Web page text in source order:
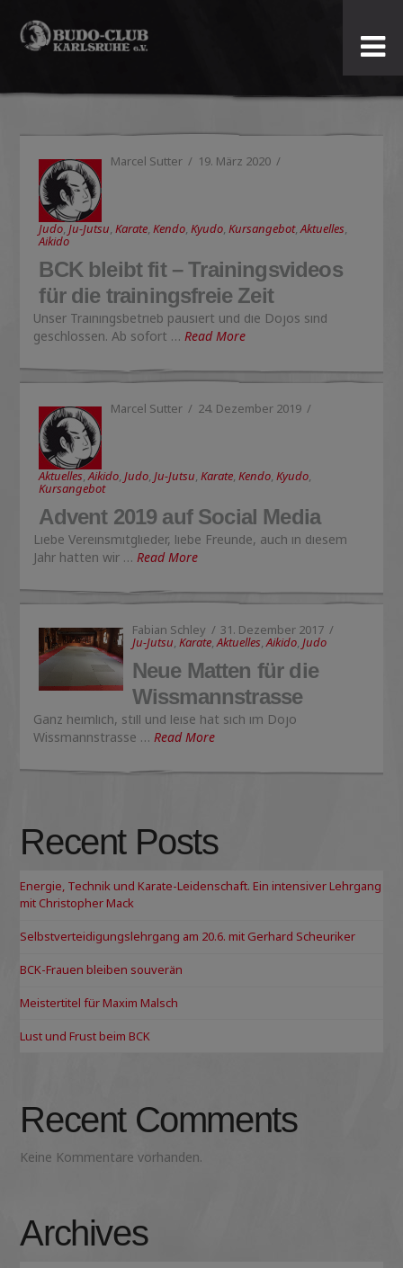
Budo-
Club
Karlsruhe
e.V.
Marcel Sutter 19. März 2020
Judo,Ju-Jutsu,Karate,Kendo,Kyudo,Kursangebot,Aktuelles,
Aikido
BCK bleibt fit – Trainingsvideos
für die trainingsfreie Zeit
Unser Trainingsbetrieb pausiert und die Dojos sind
geschlossen. Ab sofort …Read More
Marcel Sutter 24. Dezember 2019
Aktuelles,Aikido,Judo,Ju-Jutsu,Karate,Kendo,Kyudo,
Kursangebot
Advent 2019 auf Social Media
Liebe Vereinsmitglieder, liebe Freunde, auch in diesem
Jahr hatten wir …Read More
Fabian Schley 31. Dezember 2017
Ju-Jutsu, Karate,Aktuelles,Aikido, Judo
Neue Matten für die
Wissmannstrasse
Ganz heimlich, still und leise hat sich im Dojo
Wissmannstrasse …Read More
Recent Posts
Energie, Technik und Karate-Leidenschaft. Ein intensiver Lehrgang
mit Christopher Mack
Selbstverteidigungslehrgang am 20.6. mit Gerhard Scheuriker
BCK-Frauen bleiben souverän
Meistertitel für Maxim Malsch
Lust und Frust beim BCK
Recent Comments
Keine Kommentare vorhanden.
Archives